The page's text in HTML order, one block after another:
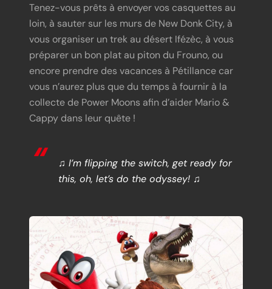
Tenez-vous prêts à envoyer vos casquettes au
loin, à sauter sur les murs de New Donk City, à
vous organiser un trek au désert Ifézèc, à vous
préparer un bon plat au piton du Frouno, ou
encore prendre des vacances à Pétillance car
vous n’aurez plus que du temps à fournir à la
collecte de Power Moons afin d’aider Mario &
Cappy dans leur quête !
♫ I’m flipping the switch, get ready for
this, oh, let’s do the odyssey! ♫